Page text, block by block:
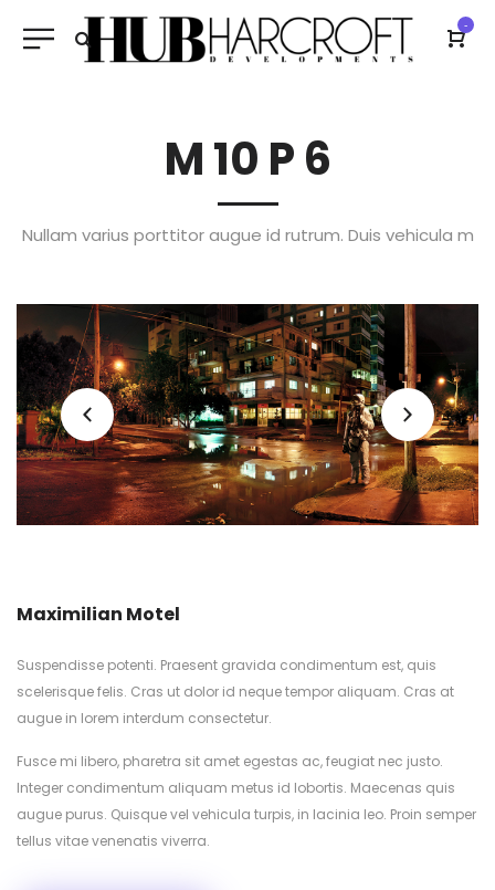
-
M 10 P 6
Nullam varius porttitor augue id rutrum. Duis vehicula m
Maximilian Motel
Suspendisse potenti. Praesent gravida condimentum est, quis
scelerisque felis. Cras ut dolor id neque tempor aliquam. Cras at
augue in lorem interdum consectetur.
Fusce mi libero, pharetra sit amet egestas ac, feugiat nec justo.
Integer condimentum aliquam metus id lobortis. Maecenas quis
augue purus. Quisque vel vehicula turpis, in lacinia leo. Proin semper
tellus vitae venenatis viverra.